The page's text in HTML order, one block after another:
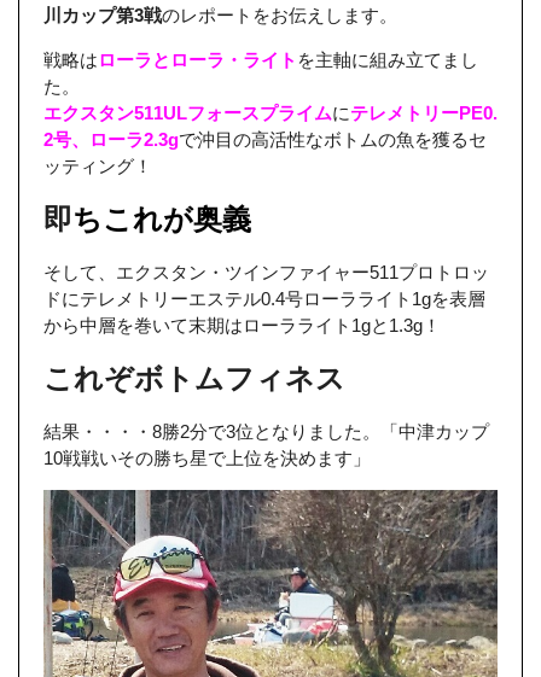
川カップ第3戦のレポートをお伝えします。
戦略はローラとローラ・ライト を主軸に組み立てまし
た。
エクスタン511ULフォースプライムにテレメトリーPE0.
2号、ローラ2.3gで沖目の高活性なボトムの魚を獲るセ
ッティング！
即ちこれが奥義
そして、エクスタン・ツインファイャー511プロトロッ
ドにテレメトリーエステル0.4号ローラライト1gを表層
から中層を巻いて末期はローラライト1gと1.3g！
これぞボトムフィネス
結果・・・・8勝2分で3位となりました。「中津カップ
10戦戦いその勝ち星で上位を決めます」